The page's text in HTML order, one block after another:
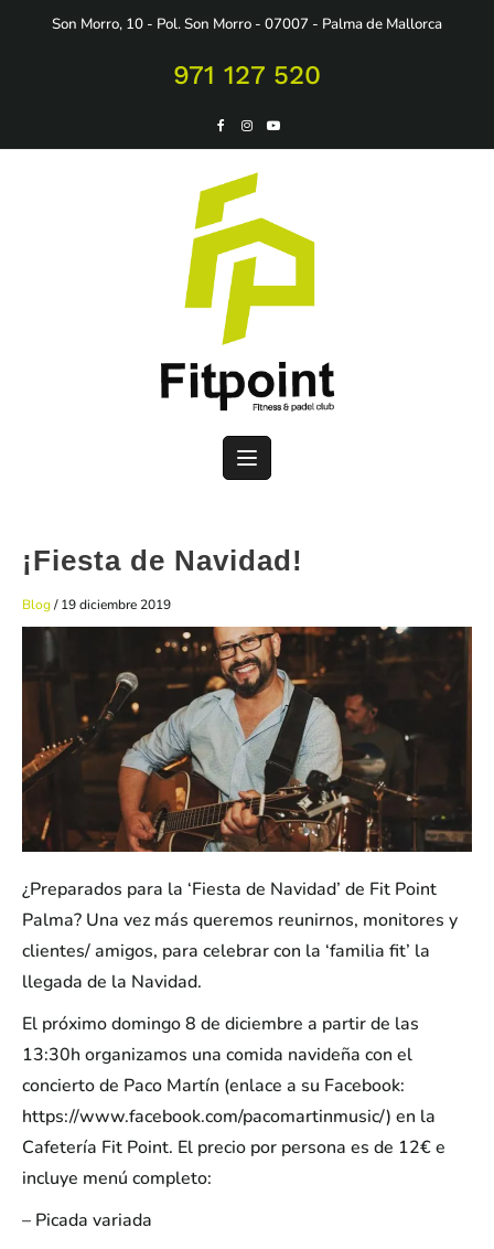
Son Morro, 10 - Pol. Son Morro - 07007 - Palma de Mallorca
971 127 520
¡Fiesta de Navidad!
Blog/19 diciembre 2019
¿Preparados para la ‘Fiesta de Navidad’ de Fit Point
Palma? Una vez más queremos reunirnos, monitores y
clientes/ amigos, para celebrar con la ‘familia fit’ la
llegada de la Navidad.
El próximo domingo 8 de diciembre a partir de las
13:30h organizamos una comida navideña con el
concierto de Paco Martín (enlace a su Facebook:
https://www.facebook.com/pacomartinmusic/) en la
Cafetería Fit Point. El precio por persona es de 12€ e
incluye menú completo:
– Picada variada